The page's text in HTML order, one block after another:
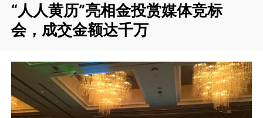
“人人黄历”亮相金投赏媒体竞标
会，成交金额达千万